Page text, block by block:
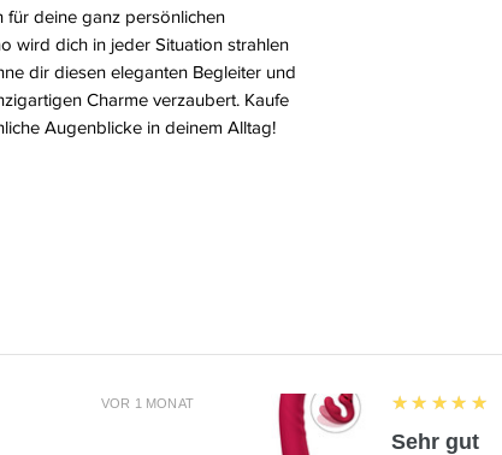
für deine ganz persönlichen
wird dich in jeder Situation strahlen
dir diesen eleganten Begleiter und
Charme verzaubert. Kaufe
Augenblicke in deinem Alltag!
VOR 1 MONAT 5
★★★★★
Sehr gut